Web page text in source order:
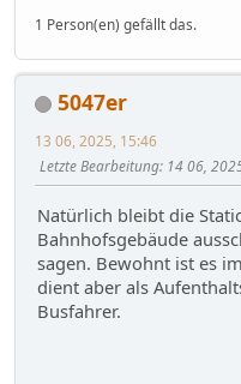
1 Person(en) gefällt das.
5047er
13 06, 2025, 15:46
Letzte Bearbeitung: 14 06,
Natürlich bleibt die
Bahnhofsgebäude
sagen. Bewohnt ist es
dient aber als
Busfahrer.